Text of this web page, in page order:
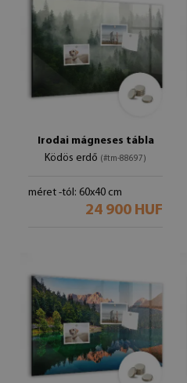
Irodai mágneses tábla
Ködös erdő (#tm-88697)
méret -tól: 60x40 cm
24 900 HUF